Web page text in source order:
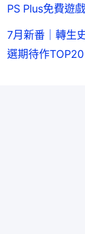
PS Plus免費遊戲
7月新番｜轉生
選期待作TOP20